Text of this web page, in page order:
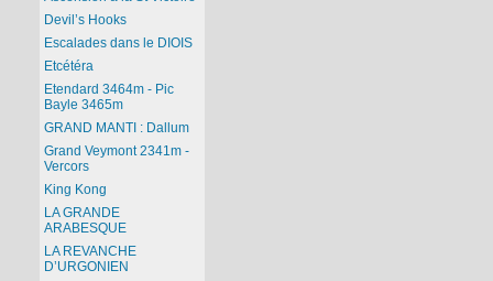
Devil’s Hooks
Escalades dans le DIOIS
Etcétéra
Etendard 3464m - Pic
Bayle 3465m
GRAND MANTI : Dallum
Grand Veymont 2341m -
Vercors
King Kong
LA GRANDE
ARABESQUE
LA REVANCHE
D’URGONIEN